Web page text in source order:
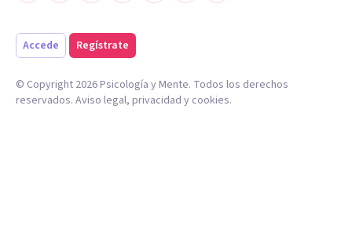
Accede Regístrate
© Copyright 2026Psicología y Mente. Todos los derechos
reservados. Aviso legal, privacidad y cookies.